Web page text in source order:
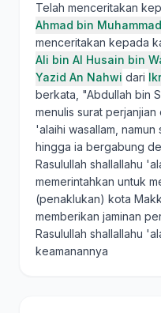
Telah menceritakan
Ahmad bin
menceritakan kepada
Ali bin Al Husain bin
Yazid An Nahwi dari
berkata, "Abdullah bin
menulis surat perjanjian
'alaihi wasallam,
hingga ia bergabung
Rasulullah shallallahu
memerintahkan untuk
(penaklukan) kota
memberikan jaminan
Rasulullah shallallahu
keamanannya